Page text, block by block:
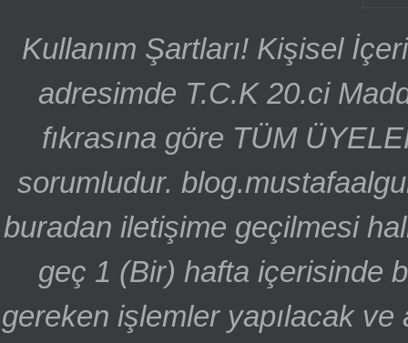
Kullanım Şartları! Kişisel
adresimde T.C.K 20.ci
fıkrasına göre TÜM
sorumludur.
buradan iletişime geçilmesi
geç 1 (Bir) hafta içerisinde
gereken işlemler yapılacak ve